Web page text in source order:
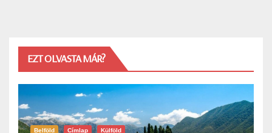
EZT OLVASTA MÁR?
Belföld Címlap Külföld